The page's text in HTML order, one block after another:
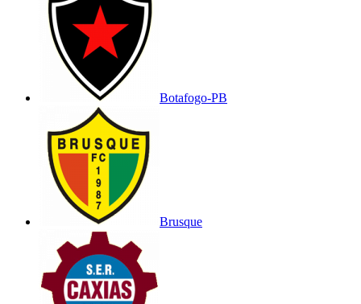
Botafogo-PB
Brusque